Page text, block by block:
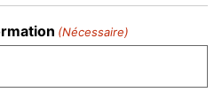
(Nécessaire)